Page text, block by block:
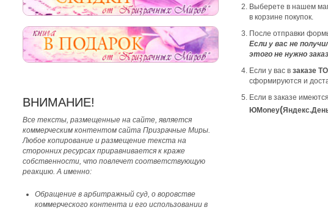
ВНИМАНИЕ!
Все тексты, размещенные на сайте, является
коммерческим контентом сайта Призрачные Миры.
Любое копирование и размещение текста на
сторонних ресурсах приравнивается к краже
собственности, что повлечет соответствующую
реакцию. А именно:
Обращение в арбитражный суд, о воровстве
коммерческого контента и его использовании в
Выберете в нашем
в корзине покупок.
После отправки
Если у вас не
этого не нужно
Если у вас в заказе
сформируются и
Если в заказе
ЮMoney(